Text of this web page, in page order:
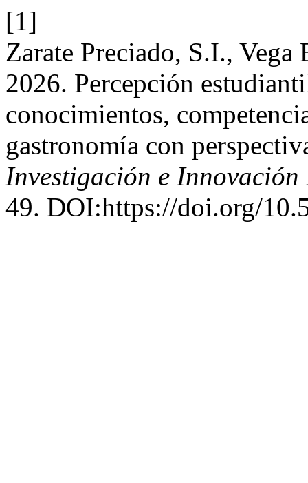
[1]
Zarate Preciado, S.I.,
2026. Percepción
conocimientos,
gastronomía con
Investigación e Innovación
49. DOI:https://doi.org/